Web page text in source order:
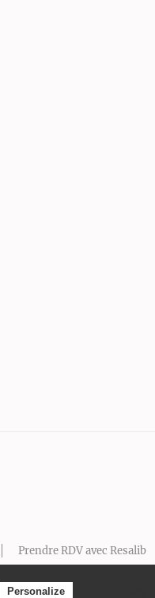
Prendre RDV avec Resalib
Personalize